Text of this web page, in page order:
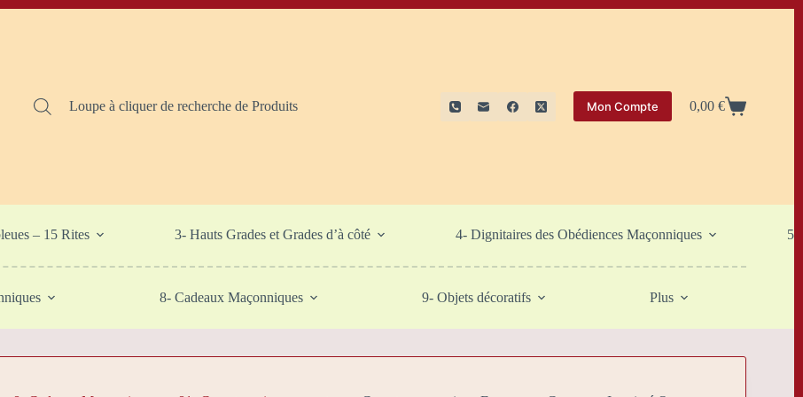
Loupe à cliquer de recherche de Produits Mon Compte
Panier
0,00€
– 15 Rites 3- Hauts Grades et Grades d’à côté 4- Dignitaires des Obédiences Maçonniques 5-
8- Cadeaux Maçonniques 9- Objets décoratifs Plus